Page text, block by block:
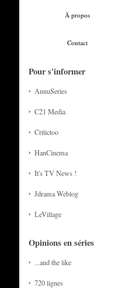
À propos
Contact
Pour s'informer
AnnuSeries
C21 Media
Critictoo
HanCinema
It's TV News !
Jdrama Weblog
LeVillage
Opinions en séries
...and the like
720 lignes